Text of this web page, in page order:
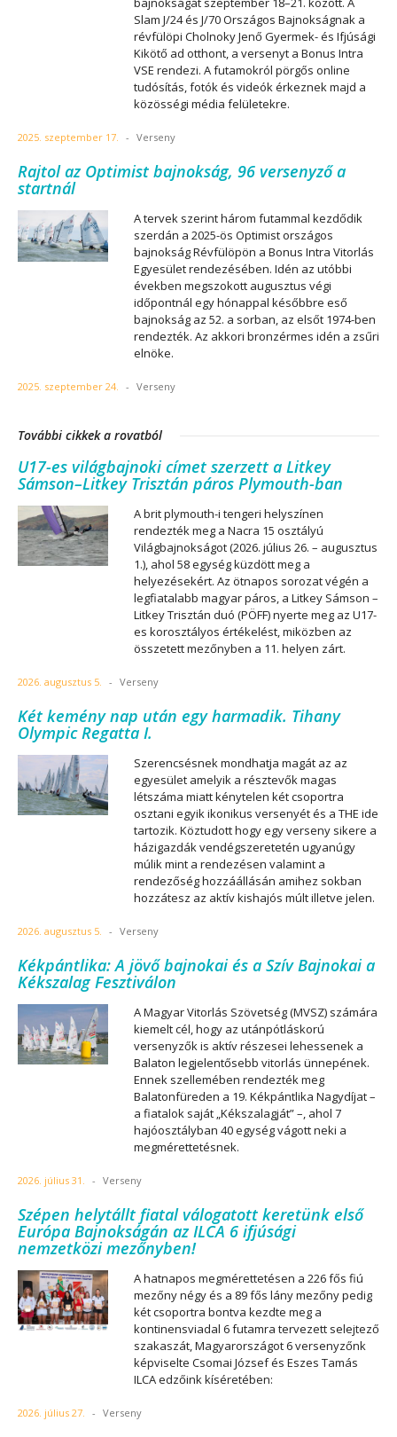
Slam J/24 és J/70 Országos Bajnokságnak a
révfülöpi Cholnoky Jenő Gyermek- és Ifjúsági
Kikötő ad otthont, a versenyt a Bonus Intra
VSE rendezi. A futamokról pörgős online
tudósítás, fotók és videók érkeznek majd a
közösségi média felületekre.
2025. szeptember 17. - Verseny
Rajtol az Optimist bajnokság, 96 versenyző a
startnál
A tervek szerint három futammal kezdődik
szerdán a 2025-ös Optimist országos
bajnokság Révfülöpön a Bonus Intra Vitorlás
Egyesület rendezésében. Idén az utóbbi
években megszokott augusztus végi
időpontnál egy hónappal későbbre eső
bajnokság az 52. a sorban, az elsőt 1974-ben
rendezték. Az akkori bronzérmes idén a zsűri
elnöke.
2025. szeptember 24. - Verseny
További cikkek a rovatból
U17-es világbajnoki címet szerzett a Litkey
Sámson–Litkey Trisztán páros Plymouth-ban
A brit plymouth-i tengeri helyszínen
rendezték meg a Nacra 15 osztályú
Világbajnokságot (2026. július 26. – augusztus
1.), ahol 58 egység küzdött meg a
helyezésekért. Az ötnapos sorozat végén a
legfiatalabb magyar páros, a Litkey Sámson –
Litkey Trisztán duó (PÖFF) nyerte meg az U17-
es korosztályos értékelést, miközben az
összetett mezőnyben a 11. helyen zárt.
2026. augusztus 5. - Verseny
Két kemény nap után egy harmadik. Tihany
Olympic Regatta I.
Szerencsésnek mondhatja magát az az
egyesület amelyik a résztevők magas
létszáma miatt kénytelen két csoportra
osztani egyik ikonikus versenyét és a THE ide
tartozik. Köztudott hogy egy verseny sikere a
házigazdák vendégszeretetén ugyanúgy
múlik mint a rendezésen valamint a
rendezőség hozzáállásán amihez sokban
hozzátesz az aktív kishajós múlt illetve jelen.
2026. augusztus 5. - Verseny
Kékpántlika: A jövő bajnokai és a Szív Bajnokai a
Kékszalag Fesztiválon
A Magyar Vitorlás Szövetség (MVSZ) számára
kiemelt cél, hogy az utánpótláskorú
versenyzők is aktív részesei lehessenek a
Balaton legjelentősebb vitorlás ünnepének.
Ennek szellemében rendezték meg
Balatonfüreden a 19. Kékpántlika Nagydíjat –
a fiatalok saját „Kékszalagját” –, ahol 7
hajóosztályban 40 egység vágott neki a
megmérettetésnek.
2026. július 31. - Verseny
Szépen helytállt fiatal válogatott keretünk első
Európa Bajnokságán az ILCA 6 ifjúsági
nemzetközi mezőnyben!
A hatnapos megmérettetésen a 226 fős fiú
mezőny négy és a 89 fős lány mezőny pedig
két csoportra bontva kezdte meg a
kontinensviadal 6 futamra tervezett selejtező
szakaszát, Magyarországot 6 versenyzőnk
képviselte Csomai József és Eszes Tamás
ILCA edzőink kíséretében:
2026. július 27. - Verseny